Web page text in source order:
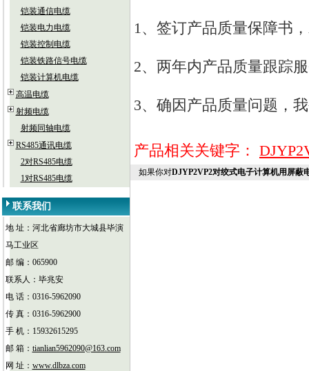
铠装通信电缆
铠装电力电缆
铠装控制电缆
铠装铁路信号电缆
铠装计算机电缆
高温电缆
射频电缆
射频同轴电缆
RS485通讯电缆
2对RS485电缆
1对RS485电缆
联系我们
地 址：河北省廊坊市大城县毕演
马工业区
邮 编：065900
联系人：毕兆安
电 话：0316-5962090
传 真：0316-5962900
手 机：15932615295
邮 箱： tianlian5962090@163.com
网 址： www.dlbza.com
1、签订产品质量保障书
2、两年内产品质量跟踪
3、确因产品质量问题，
产品相关关键字：
如果你对DJYP2VP2对绞式电子计算机用屏蔽